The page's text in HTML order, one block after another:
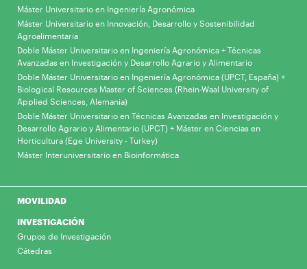
Máster Universitario en Ingeniería Agronómica
Máster Universitario en Innovación, Desarrollo y Sostenibilidad
Agroalimentaria
Doble Máster Universitario en Ingeniería Agronómica + Técnicas
Avanzadas en Investigación y Desarrollo Agrario y Alimentario
Doble Máster Universitario en Ingeniería Agronómica (UPCT, España) +
Biological Resources Master of Sciences (Rhein-Waal University of
Applied Sciences, Alemania)
Doble Máster Universitario en Técnicas Avanzadas en Investigación y
Desarrollo Agrario y Alimentario (UPCT) + Máster en Ciencias en
Horticultura (Ege University - Turkey)
Máster Interuniversitario en Bioinformática
MOVILIDAD
INVESTIGACIÓN
Grupos de Investigación
Cátedras